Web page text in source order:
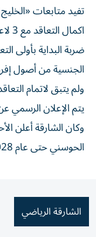
تفيد متابعات
ضربة البداية بأولى
الجنسية من أصول
ولم يتبق لاتمام
يتم الإعلان الرسمي
وكان الشارقة أعلن
الحوسني حتى عام 2028 .
الشارقة الرياضي